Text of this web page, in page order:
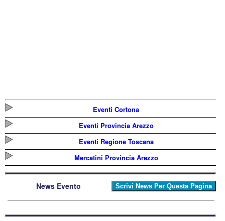
Eventi Cortona
Eventi Provincia Arezzo
Eventi Regione Toscana
Mercatini Provincia Arezzo
News Evento